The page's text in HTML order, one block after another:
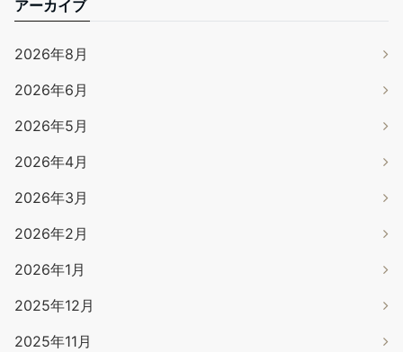
アーカイブ
2026年8月
2026年6月
2026年5月
2026年4月
2026年3月
2026年2月
2026年1月
2025年12月
2025年11月